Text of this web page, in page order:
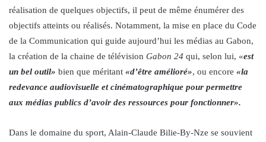
réalisation de quelques objectifs, il peut de même énumérer des
objectifs atteints ou réalisés. Notamment, la mise en place du Code
de la Communication qui guide aujourd’hui les médias au Gabon,
la création de la chaine de télévision Gabon 24 qui, selon lui, «est
un bel outil» bien que méritant «d’être amélioré», ou encore «la
redevance audiovisuelle et cinématographique pour permettre
aux médias publics d’avoir des ressources pour fonctionner».
Dans le domaine du sport, Alain-Claude Bilie-By-Nze se souvient